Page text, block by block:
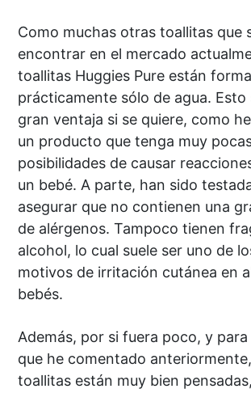
Como muchas otras toallitas que
encontrar en el mercado
toallitas Huggies Pure están
prácticamente sólo de agua. Esto
gran ventaja si se quiere, como
un producto que tenga muy
posibilidades de causar
un bebé. A parte, han sido
asegurar que no contienen una
de alérgenos. Tampoco tienen
alcohol, lo cual suele ser uno de
motivos de irritación cutánea en
bebés.
Además, por si fuera poco, y
que he comentado
toallitas están muy bien